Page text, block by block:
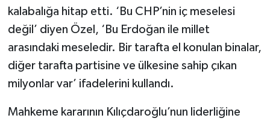
kalabalığa hitap etti. ‘Bu CHP’nin iç meselesi
değil’ diyen Özel, ‘Bu Erdoğan ile millet
arasındaki meseledir. Bir tarafta el konulan binalar,
diğer tarafta partisine ve ülkesine sahip çıkan
milyonlar var’ ifadelerini kullandı.
Mahkeme kararının Kılıçdaroğlu’nun liderliğine